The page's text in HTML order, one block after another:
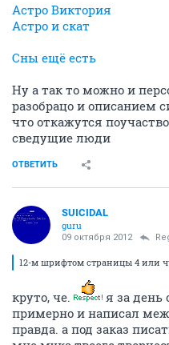
Астро Виктория
Астро и скат
Сны ещё есть
Ну а так то можно и
разобрацо и описанием
что откажутся
сведущие люди
ОТВЕТИТЬ
SUICIDAL
guru
09 октября 2012
12-м шрифтом страницы 4 или
круто, че.
я за день
примерно и написал
правда. а под заказ